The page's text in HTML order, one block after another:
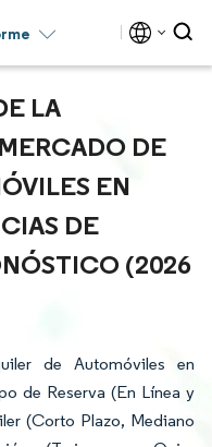
LA
DE
EN
DE
(2026
de Automóviles en
de Reserva (En Línea y
(Corto Plazo, Mediano